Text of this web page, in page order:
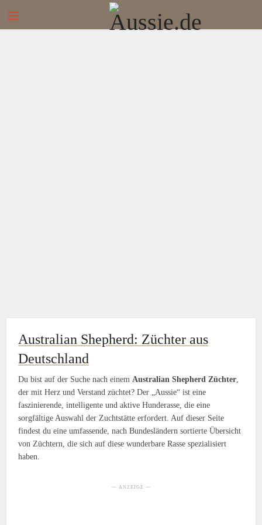
Australian Shepherd: Züchter aus
Deutschland
Du bist auf der Suche nach einemAustralian Shepherd Züchter,
der mit Herz und Verstand züchtet? Der „Aussie“ ist eine
faszinierende, intelligente und aktive Hunderasse, die eine
sorgfältige Auswahl der Zuchtstätte erfordert. Auf dieser Seite
findest du eine umfassende, nach Bundesländern sortierte Übersicht
von Züchtern, die sich auf diese wunderbare Rasse spezialisiert
haben.
— ANZEIGE —